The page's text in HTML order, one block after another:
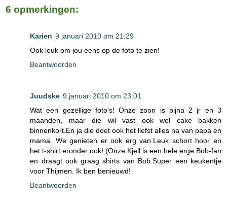
6 opmerkingen:
Karien 9 januari 2010 om 21:29
Ook leuk om jou eens op de foto te zien!
Beantwoorden
Juudske 9 januari 2010 om 23:01
Wat een gezellige foto's! Onze zoon is bijna 2 jr en 3
maanden, maar die wil vast ook wel cake bakken
binnenkort.En ja die doet ook het liefst alles na van papa en
mama. We genieten er ook erg van.Leuk schort hoor en
het t-shirt eronder ook! (Onze Kjell is een hele erge Bob-fan
en draagt ook graag shirts van Bob.Super een keukentje
voor Thijmen. Ik ben benieuwd!
Beantwoorden